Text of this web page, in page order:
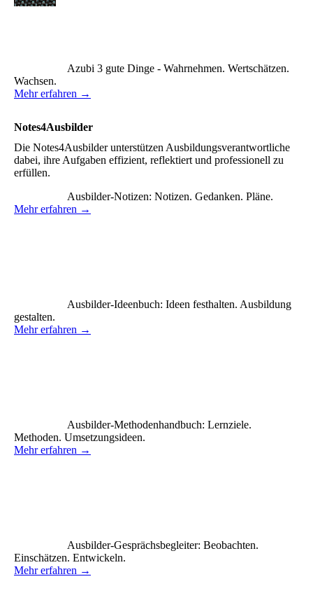
Azubi 3 gute Dinge - Wahrnehmen. Wertschätzen.
Wachsen.
Mehr erfahren →
Notes4Ausbilder
Die Notes4Ausbilder unterstützen Ausbildungsverantwortliche
dabei, ihre Aufgaben effizient, reflektiert und professionell zu
erfüllen.
Ausbilder-Notizen: Notizen. Gedanken. Pläne.
Mehr erfahren →
Ausbilder-Ideenbuch: Ideen festhalten. Ausbildung
gestalten.
Mehr erfahren →
Ausbilder-Methodenhandbuch: Lernziele.
Methoden. Umsetzungsideen.
Mehr erfahren →
Ausbilder-Gesprächsbegleiter: Beobachten.
Einschätzen. Entwickeln.
Mehr erfahren →